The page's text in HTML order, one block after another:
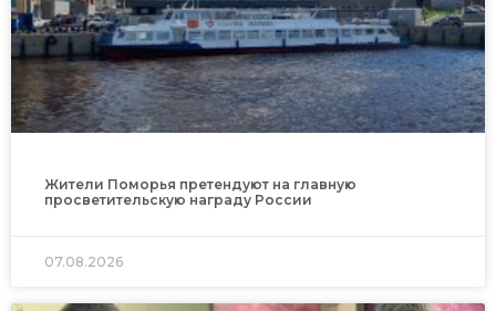
Жители Поморья претендуют на главную
просветительскую награду России
07.08.2026